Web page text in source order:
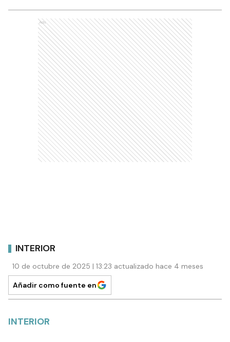
Ads
INTERIOR
10 de octubre de 2025 | 13:23 actualizado hace 4 meses
Añadir como fuente en
INTERIOR